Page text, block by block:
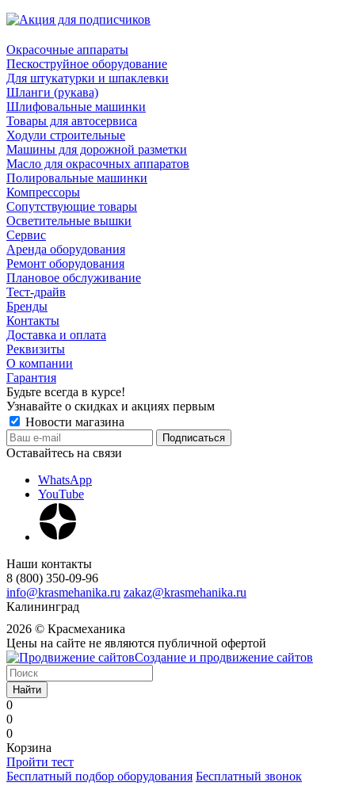
Окрасочные аппараты
Пескоструйное оборудование
Для штукатурки и шпаклевки
Шланги (рукава)
Шлифовальные машинки
Товары для автосервиса
Ходули строительные
Машины для дорожной разметки
Масло для окрасочных аппаратов
Полировальные машинки
Компрессоры
Сопутствующие товары
Осветительные вышки
Сервис
Аренда оборудования
Ремонт оборудования
Плановое обслуживание
Тест-драйв
Бренды
Контакты
Доставка и оплата
Реквизиты
О компании
Гарантия
Будьте всегда в курсе!
Узнавайте о скидках и акциях первым
Новости магазина
Оставайтесь на связи
WhatsApp
YouTube
Наши контакты
8 (800) 350-09-96
info@krasmehanika.ru zakaz@krasmehanika.ru
Калининград
2026 © Красмеханика
Цены на сайте не являются публичной офертой
Создание и продвижение сайтов
Найти
0
0
0
Корзина
Пройти тест
Бесплатный подбор оборудования Бесплатный звонок